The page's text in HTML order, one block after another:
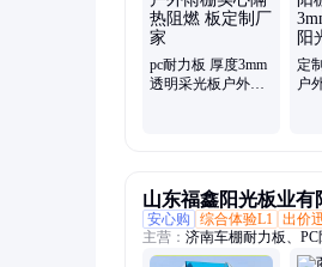
pc耐力板 厚度3mm
透明采光板户外雨
定
户
山东福鑫阳光板业有
安心购
综合体验L1 出价
主营： 济南车棚耐力板、